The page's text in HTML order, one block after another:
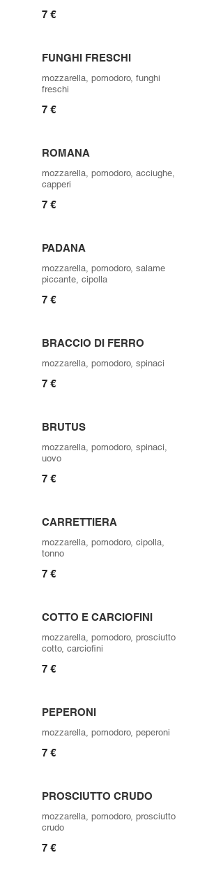
7 €
FUNGHI FRESCHI
mozzarella, pomodoro, funghi
freschi
7 €
ROMANA
mozzarella, pomodoro, acciughe,
capperi
7 €
PADANA
mozzarella, pomodoro, salame
piccante, cipolla
7 €
BRACCIO DI FERRO
mozzarella, pomodoro, spinaci
7 €
BRUTUS
mozzarella, pomodoro, spinaci,
uovo
7 €
CARRETTIERA
mozzarella, pomodoro, cipolla,
tonno
7 €
COTTO E CARCIOFINI
mozzarella, pomodoro, prosciutto
cotto, carciofini
7 €
PEPERONI
mozzarella, pomodoro, peperoni
7 €
PROSCIUTTO CRUDO
mozzarella, pomodoro, prosciutto
crudo
7 €